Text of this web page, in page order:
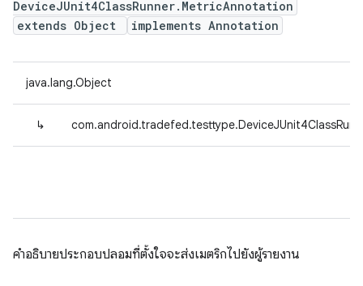
DeviceJUnit4ClassRunner.MetricAnnotation
extends Object
implements Annotation
java.lang.Object
↳
คำอธิบายประกอบปลอมที่ตั้งใจจะส่งเมตริกไปยังผู้รายงาน